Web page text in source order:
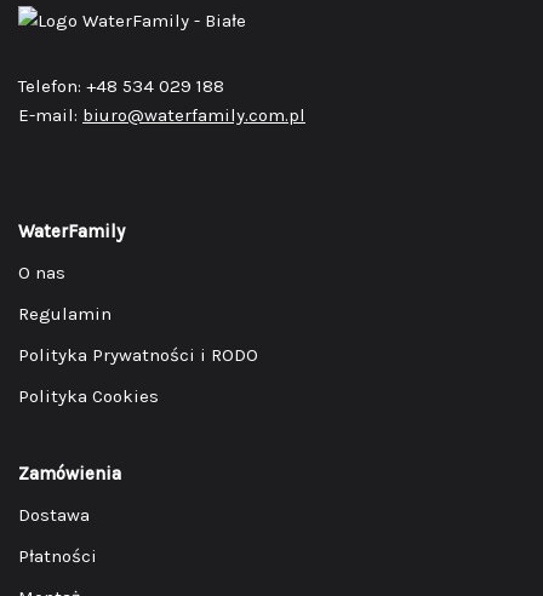
Telefon: +48 534 029 188
E-mail: biuro@waterfamily.com.pl
WaterFamily
O nas
Regulamin
Polityka Prywatności i RODO
Polityka Cookies
Zamówienia
Dostawa
Płatności